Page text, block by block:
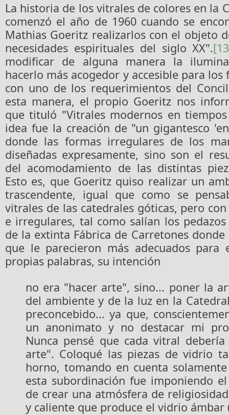
La historia de los vitrales de colores en la
comenzó el año de 1960 cuando se
Mathias Goeritz realizarlos con el objeto
necesidades espirituales del siglo XX".
modificar de alguna manera la
hacerlo más acogedor y accesible para
con uno de los requerimientos del
esta manera, el propio Goeritz nos
que tituló "Vitrales modernos en
idea fue la creación de "un gigantesco
donde las formas irregulares de los
diseñadas expresamente, sino son el
del acomodamiento de las distintas
Esto es, que Goeritz quiso realizar un
trascendente, igual que como se
vitrales de las catedrales góticas, pero
e irregulares, tal como salían los
de la extinta Fábrica de Carretones
que le parecieron más adecuados para
propias palabras, su intención
no era "hacer arte", sino... poner la
del ambiente y de la luz en la
preconcebido... ya que,
un anonimato y no destacar mi
Nunca pensé que cada vitral
arte". Coloqué las piezas de vidrio
horno, tomando en cuenta
esta subordinación fue imponiendo
de crear una atmósfera de
y caliente que produce el vidrio ámbar